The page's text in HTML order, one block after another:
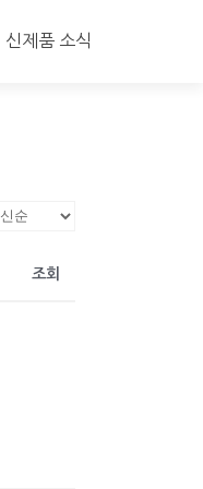
신제품 소식
조회